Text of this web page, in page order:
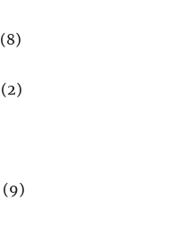
(8)
(2)
(9)